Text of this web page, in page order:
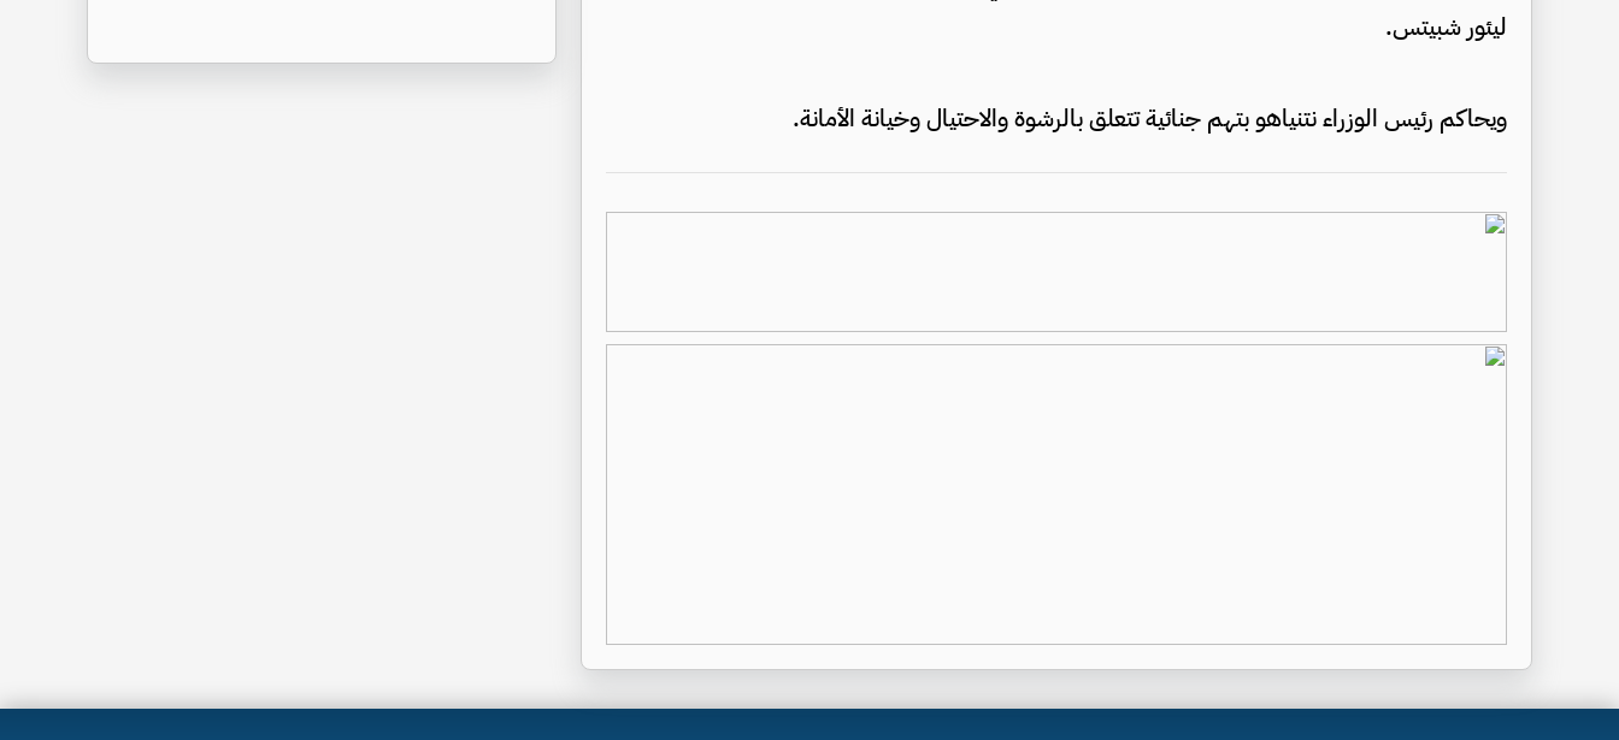
ليئور شبيتس.
ويحاكم رئيس الوزراء نتنياهو بتهم جنائية تتعلق بالرشوة والاحتيال وخيانة الأمانة.